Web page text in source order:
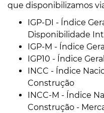
que disponibilizamos
IGP-DI - Índice
Disponibilidade
IGP-M - Índice
IGP10 - Índice
INCC - Índice
Construção
INCC-M - Índice
Construção -